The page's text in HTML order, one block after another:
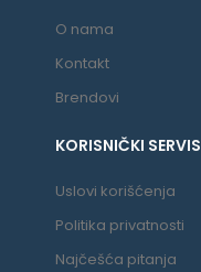
O nama
Kontakt
Brendovi
KORISNIČKI SERVIS
Uslovi korišćenja
Politika privatnosti
Najčešća pitanja